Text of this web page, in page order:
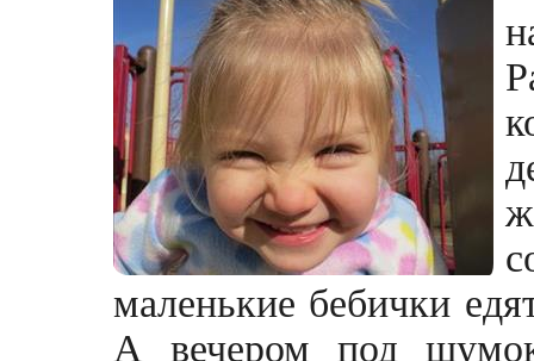
маленькие бебички
А вечером под